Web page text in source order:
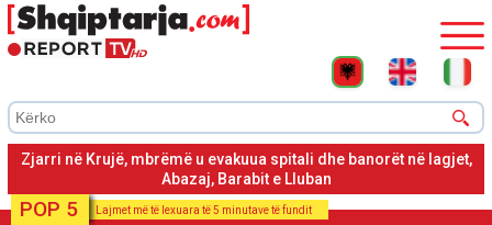
Zjarri në Krujë, mbrëmë u evakuua spitali dhe banorët në lagjet,
Abazaj, Barabit e Lluban
POP 5 Lajmet më të lexuara të 5 minutave të fundit